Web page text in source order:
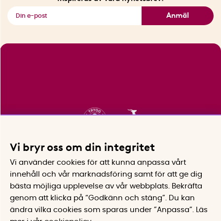
Anmäl
Vi bryr oss om din integritet
Vi använder cookies för att kunna anpassa vårt
innehåll och vår marknadsföring samt för att ge dig
bästa möjliga upplevelse av vår webbplats.
Bekräfta
genom att klicka på “Godkänn och stäng”. Du kan
ändra vilka cookies som sparas under ”Anpassa”.
Läs